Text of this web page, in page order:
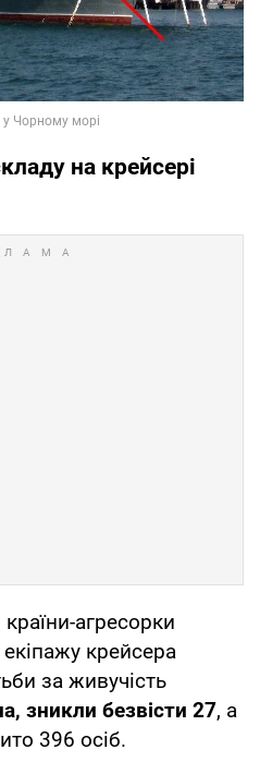
на крейсері
агресорки
крейсера
за живучість
зникли безвісти 27, а
396 осіб.